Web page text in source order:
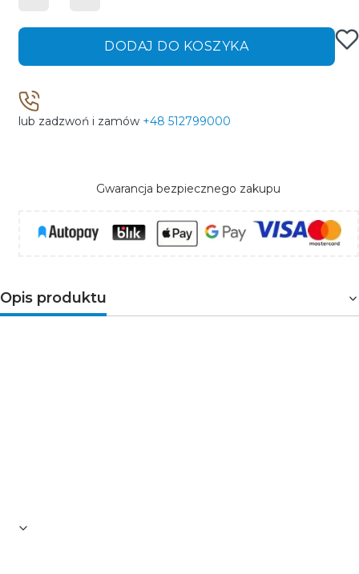
DODAJ DO KOSZYKA
lub zadzwoń i zamów +48 512799000
Gwarancja bezpiecznego zakupu
Opis produktu